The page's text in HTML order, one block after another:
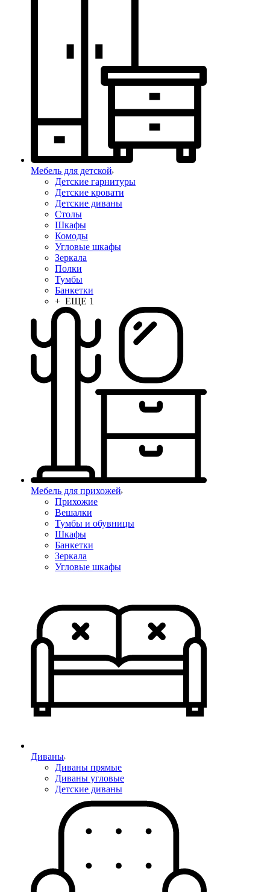
Мебель для детской
Детские гарнитуры
Детские кровати
Детские диваны
Столы
Шкафы
Комоды
Угловые шкафы
Зеркала
Полки
Тумбы
Банкетки
+ ЕЩЕ 1
Мебель для прихожей
Прихожие
Вешалки
Тумбы и обувницы
Шкафы
Банкетки
Зеркала
Угловые шкафы
Диваны
Диваны прямые
Диваны угловые
Детские диваны